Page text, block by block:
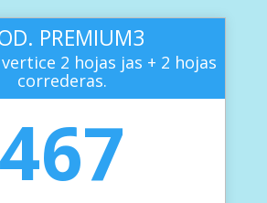
PREMIUM3
2 hojas jas + 2 hojas
correderas.
467